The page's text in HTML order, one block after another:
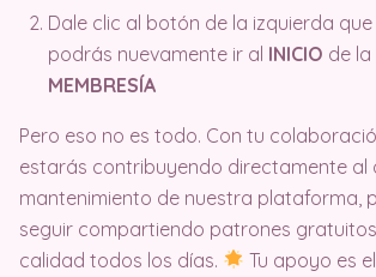
Dale clic al botón de la izquierda que
podrás nuevamente ir al INICIO de la
MEMBRESÍA
Pero eso no es todo. Con tu
estarás contribuyendo directamente al
mantenimiento de nuestra plataforma,
seguir compartiendo patrones
calidad todos los días.
Tu apoyo es